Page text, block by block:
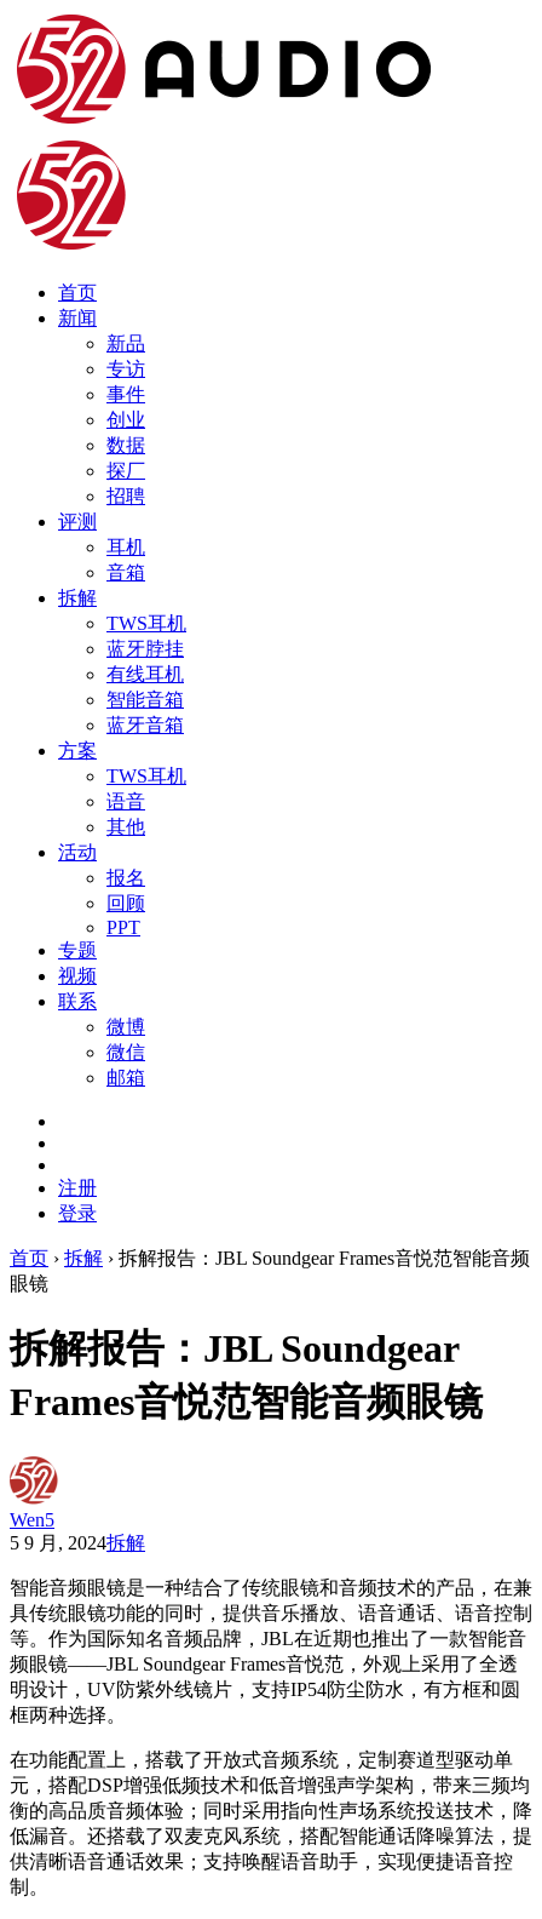
首页
新闻
新品
专访
事件
创业
数据
探厂
招聘
评测
耳机
音箱
拆解
TWS耳机
蓝牙脖挂
有线耳机
智能音箱
蓝牙音箱
方案
TWS耳机
语音
其他
活动
报名
回顾
PPT
专题
视频
联系
微博
微信
邮箱
注册
登录
首页 › 拆解 › 拆解报告：JBL Soundgear Frames音悦范智能音频
眼镜
拆解报告：JBL Soundgear
Frames音悦范智能音频眼镜
Wen5
5 9 月, 2024拆解
智能音频眼镜是一种结合了传统眼镜和音频技术的产品，在兼
具传统眼镜功能的同时，提供音乐播放、语音通话、语音控制
等。作为国际知名音频品牌，JBL在近期也推出了一款智能音
频眼镜——JBL Soundgear Frames音悦范，外观上采用了全透
明设计，UV防紫外线镜片，支持IP54防尘防水，有方框和圆
框两种选择。
在功能配置上，搭载了开放式音频系统，定制赛道型驱动单
元，搭配DSP增强低频技术和低音增强声学架构，带来三频均
衡的高品质音频体验；同时采用指向性声场系统投送技术，降
低漏音。还搭载了双麦克风系统，搭配智能通话降噪算法，提
供清晰语音通话效果；支持唤醒语音助手，实现便捷语音控
制。